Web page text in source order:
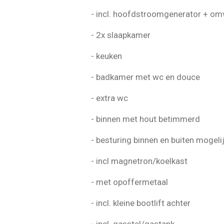
- incl. hoofdstroomgenerator +
- 2x slaapkamer
- keuken
- badkamer met wc en douce
- extra wc
- binnen met hout betimmerd
- besturing binnen en buiten
- incl magnetron/koelkast
- met opoffermetaal
- incl. kleine bootlift achter